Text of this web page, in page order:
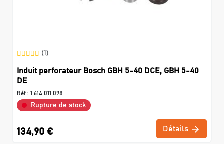
(1)
Induit perforateur Bosch GBH 5-40 DCE, GBH 5-40
DE
Réf : 1 614 011 098
Rupture de stock
134,90 € Détails